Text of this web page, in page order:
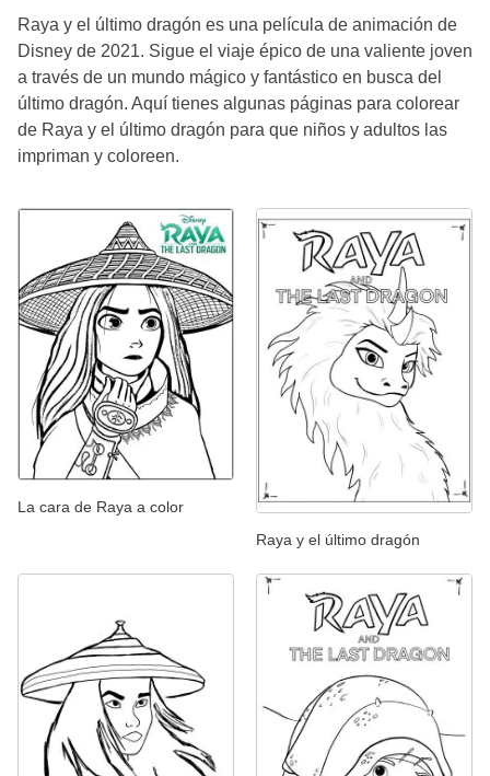
Raya y el último dragón es una película de animación de
Disney de 2021. Sigue el viaje épico de una valiente joven
a través de un mundo mágico y fantástico en busca del
último dragón. Aquí tienes algunas páginas para colorear
de Raya y el último dragón para que niños y adultos las
impriman y coloreen.
La cara de Raya a color
Raya y el último dragón